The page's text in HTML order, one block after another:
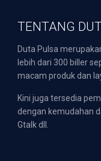
TENTANG
Duta Pulsa
lebih dari 300 biller
macam produk dan
Kini juga tersedia
dengan kemudahan
Gtalk dll.